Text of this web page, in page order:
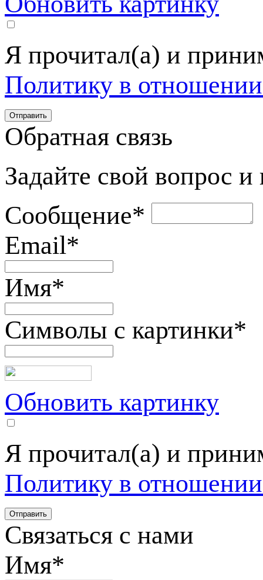
Я прочитал(а) и
Политику в
Обратная связь
Задайте свой вопрос
Сообщение*
Email*
Имя*
Символы с картинки*
Обновить картинку
Я прочитал(а) и
Политику в
Связаться с нами
Имя*